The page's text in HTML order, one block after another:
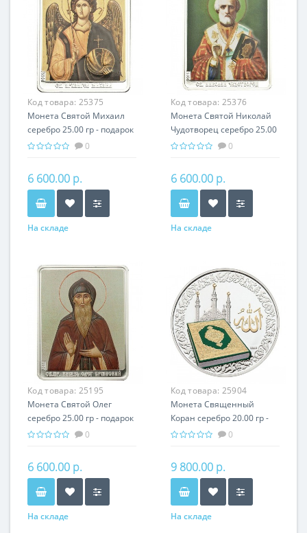
Код товара: 25375
Монета Святой Михаил
серебро 25.00 гр - подарок
икона имени0
6 600.00 р.
На складе
Код товара: 25376
Монета Святой Николай
Чудотворец серебро 25.00
гр - подарок икона имени
0
6 600.00 р.
На складе
Код товара: 25195
Монета Святой Олег
серебро 25.00 гр - подарок
икона имени0
6 600.00 р.
На складе
Код товара: 25904
Монета Священный
Кoран серебро 20.00 гр -
религия Ислам
0
9 800.00 р.
На складе